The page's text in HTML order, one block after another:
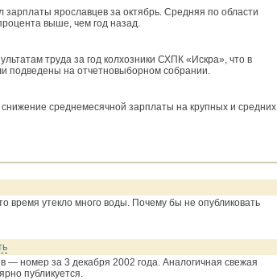
зарплаты ярославцев за октябрь. Средняя по области
выше, чем год назад.
труда за год колхозники СХПК «Искра», что в
подведены на отчетно­выборном собрании.
среднемесячной зарплаты на крупных и средних
время утекло много воды. Почему бы не опубликовать
номер за 3 декабря 2002 года. Аналогичная свежая
публикуется.